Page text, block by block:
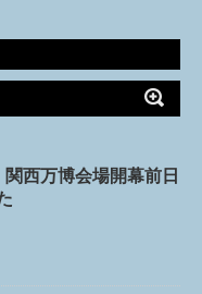
西万博会場開幕前日